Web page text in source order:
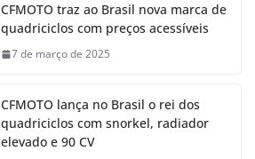
CFMOTO traz ao Brasil nova marca de
quadriciclos com preços acessíveis
7 de março de 2025
CFMOTO lança no Brasil o rei dos
quadriciclos com snorkel, radiador
elevado e 90 CV